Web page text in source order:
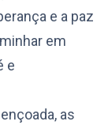
e a paz
em
e
as